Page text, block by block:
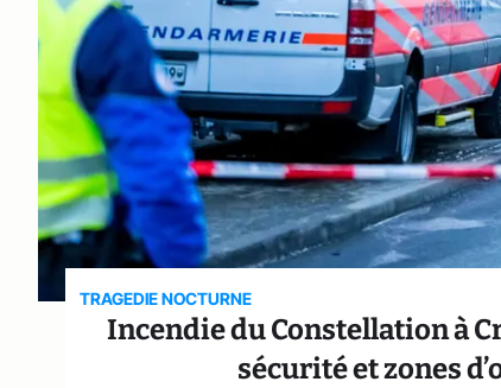
TRAGEDIE NOCTURNE
Incendie du Constellation à
sécurité et zones